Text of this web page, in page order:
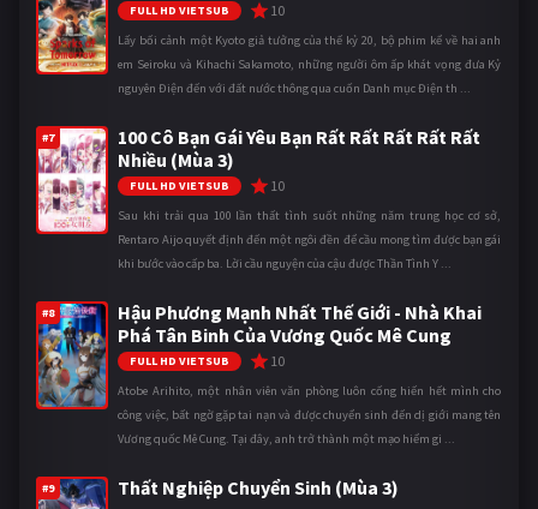
FULL HD VIETSUB 10
Lấy bối cảnh một Kyoto giả tưởng của thế kỷ 20, bộ phim kể về hai anh
em Seiroku và Kihachi Sakamoto, những người ôm ấp khát vọng đưa Kỷ
nguyên Điện đến với đất nước thông qua cuốn Danh mục Điện th ...
#7
100 Cô Bạn Gái Yêu Bạn Rất Rất Rất Rất Rất
Nhiều (Mùa 3)
FULL HD VIETSUB 10
Sau khi trải qua 100 lần thất tình suốt những năm trung học cơ sở,
Rentaro Aijo quyết định đến một ngôi đền để cầu mong tìm được bạn gái
khi bước vào cấp ba. Lời cầu nguyện của cậu được Thần Tình Y ...
#8
Hậu Phương Mạnh Nhất Thế Giới - Nhà Khai
Phá Tân Binh Của Vương Quốc Mê Cung
FULL HD VIETSUB 10
Atobe Arihito, một nhân viên văn phòng luôn cống hiến hết mình cho
công việc, bất ngờ gặp tai nạn và được chuyển sinh đến dị giới mang tên
Vương quốc Mê Cung. Tại đây, anh trở thành một mạo hiểm gi ...
#9 Thất Nghiệp Chuyển Sinh (Mùa 3)